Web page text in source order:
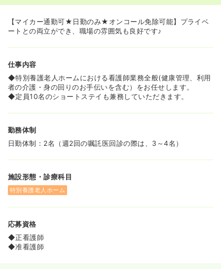
す。
【マイカー通勤可★日勤のみ★オンコール免除可能】プライベ
ートとの両立ができ、職場の雰囲気も良好です♪
仕事内容
◆特別養護老人ホームにおける看護師業務全般(健康管理、利用
者の介護・身の回りのお手伝いを含む）をお任せします。
◆定員10名のショートステイも兼務していただきます。
勤務体制
日勤体制：2名（週2回の嘱託医回診の際は、3～4名）
施設形態・診療科目
特別養護老人ホーム
応募資格
◆正看護師
◆准看護師